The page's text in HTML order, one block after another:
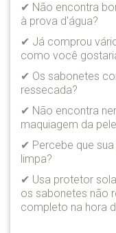
✔ Não encontra
à prova d'água?
✔ Já comprou
como você
✔ Os sabonetes
ressecada?
✔ Não encontra
maquiagem da
✔ Percebe que
limpa?
✔ Usa protetor
os sabonetes não
completo na hora